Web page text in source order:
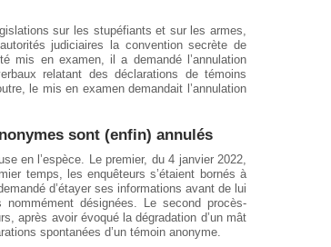
sur les stupéfiants et sur les armes,
judiciaires la convention secrète de
mis en examen, il a demandé l’annulation
relatant des déclarations de témoins
le mis en examen demandait l’annulation
sont (enfin) annulés
en l’espèce. Le premier, du 4 janvier 2022,
temps, les enquêteurs s’étaient bornés à
d’étayer ses informations avant de lui
désignées. Le second procès-
après avoir évoqué la dégradation d’un mât
spontanées d’un témoin anonyme.